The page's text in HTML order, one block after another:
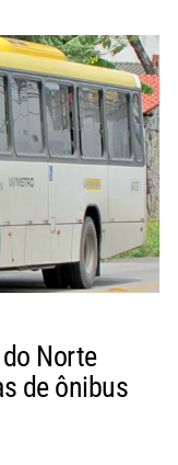
Norte
de ônibus